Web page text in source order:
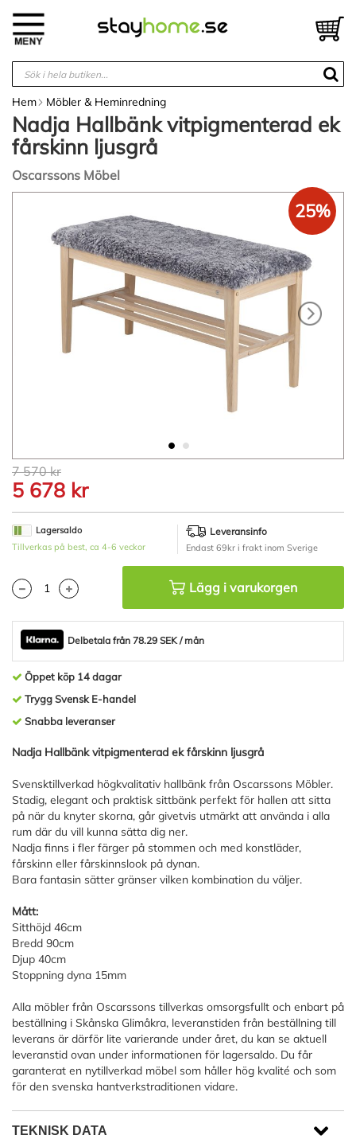
innehållet
Hem Möbler & Heminredning
Nadja Hallbänk vitpigmenterad ek
fårskinn ljusgrå
Oscarssons Möbel
bildgalleriet
Hoppa
till
början
av
bildgalleriet
25%
7 570 kr
5 678 kr
Lagersaldo
Tillverkas på best, ca 4-6 veckor
Leveransinfo
Endast 69kr i frakt inom Sverige
Lägg i varukorgen
Delbetala från 78.29 SEK / mån
Öppet köp 14 dagar
Trygg Svensk E-handel
Snabba leveranser
Nadja Hallbänk vitpigmenterad ek fårskinn ljusgrå
Svensktillverkad högkvalitativ hallbänk från Oscarssons Möbler.
Stadig, elegant och praktisk sittbänk perfekt för hallen att sitta
på när du knyter skorna, går givetvis utmärkt att använda i alla
rum där du vill kunna sätta dig ner.
Nadja finns i fler färger på stommen och med konstläder,
fårskinn eller fårskinnslook på dynan.
Bara fantasin sätter gränser vilken kombination du väljer.
Mått:
Sitthöjd 46cm
Bredd 90cm
Djup 40cm
Stoppning dyna 15mm
Alla möbler från Oscarssons tillverkas omsorgsfullt och enbart på
beställning i Skånska Glimåkra, leveranstiden från beställning till
leverans är därför lite varierande under året, du kan se aktuell
leveranstid ovan under informationen för lagersaldo. Du får
garanterat en nytillverkad möbel som håller hög kvalité och som
för den svenska hantverkstraditionen vidare.
TEKNISK DATA